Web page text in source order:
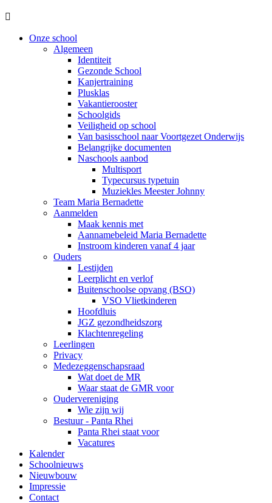

Onze school
Algemeen
Identiteit
Gezonde School
Kanjertraining
Plusklas
Vakantierooster
Schoolgids
Veiligheid op school
Van basisschool naar Voortgezet Onderwijs
Belangrijke documenten
Naschools aanbod
Multisport
Typecursus typetuin
Muziekles Meester Johnny
Team Maria Bernadette
Aanmelden
Maak kennis met
Aannamebeleid Maria Bernadette
Instroom kinderen vanaf 4 jaar
Ouders
Lestijden
Leerplicht en verlof
Buitenschoolse opvang (BSO)
VSO Vlietkinderen
Hoofdluis
JGZ gezondheidszorg
Klachtenregeling
Leerlingen
Privacy
Medezeggenschapsraad
Wat doet de MR
Waar staat de GMR voor
Oudervereniging
Wie zijn wij
Bestuur - Panta Rhei
Panta Rhei staat voor
Vacatures
Kalender
Schoolnieuws
Nieuwbouw
Impressie
Contact